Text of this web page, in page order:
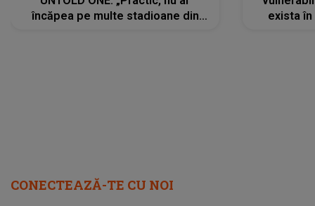
încăpea pe multe stadioane din
exista
CONECTEAZĂ-TE CU NOI